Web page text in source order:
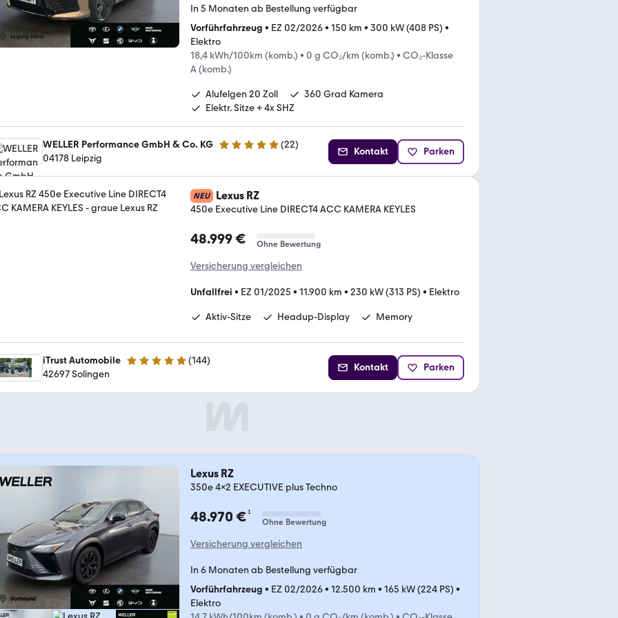
In 5 Monaten ab Bestellung verfügbar
Vorführfahrzeug • EZ 02/2026• 150 km • 300 kW (408 PS) •
Elektro
18,4 kWh/100km (komb.) • 0 g CO₂/km (komb.) • CO₂-Klasse
A (komb.)
Alufelgen 20 Zoll
360 Grad Kamera
Elektr. Sitze + 4x SHZ
WELLER Performance GmbH & Co. KG 5 Sterne (22)
04178 Leipzig
Kontakt Parken
NEU Lexus RZ
450e Executive Line DIRECT4 ACC KAMERA KEYLES
48.999 € Ohne Bewertung
Versicherung vergleichen
Unfallfrei • EZ 01/2025 • 11.900 km • 230 kW (313 PS) • Elektro
Aktiv-Sitze Headup-Display Memory
iTrust Automobile 4.9 Sterne (144)
42697 Solingen
Kontakt Parken
Lexus RZ
350e 4x2 EXECUTIVE plus Techno
48.970 €¹
Ohne Bewertung
Versicherung vergleichen
In 6 Monaten ab Bestellung verfügbar
Vorführfahrzeug • EZ 02/2026• 12.500 km • 165 kW (224 PS) •
Elektro